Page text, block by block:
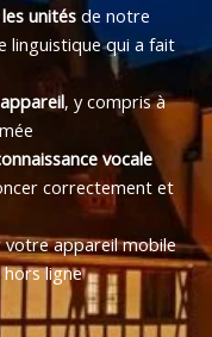
unitésde notre
linguistique qui a fait
, y compris à
vocale
correctement et
appareil mobile
ligne